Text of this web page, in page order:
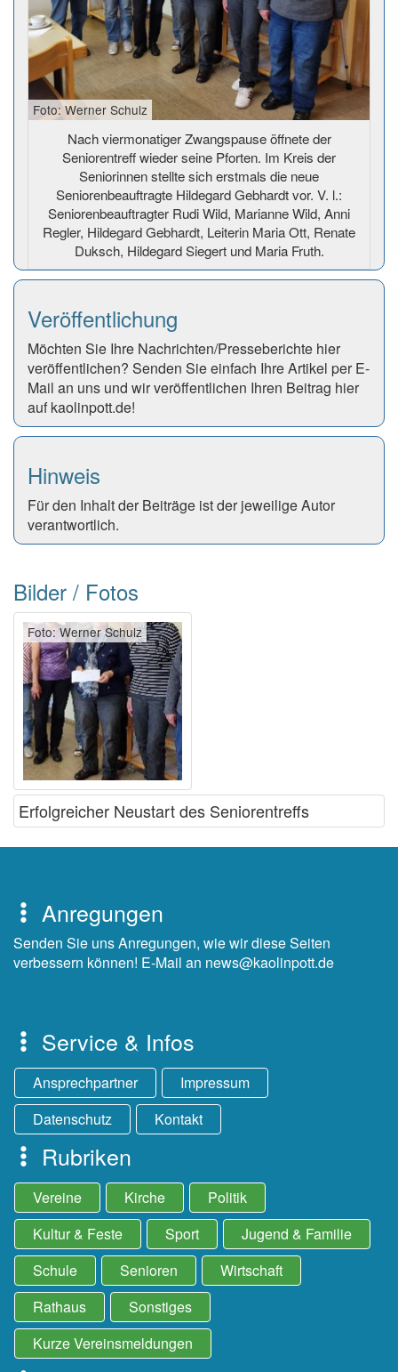
Foto: Werner Schulz
Nach viermonatiger Zwangspause öffnete der
Seniorentreff wieder seine Pforten. Im Kreis der
Seniorinnen stellte sich erstmals die neue
Seniorenbeauftragte Hildegard Gebhardt vor. V. l.:
Seniorenbeauftragter Rudi Wild, Marianne Wild, Anni
Regler, Hildegard Gebhardt, Leiterin Maria Ott, Renate
Duksch, Hildegard Siegert und Maria Fruth.
Veröffentlichung
Möchten Sie Ihre Nachrichten/Presseberichte hier
veröffentlichen? Senden Sie einfach Ihre Artikel per E-
Mail an uns und wir veröffentlichen Ihren Beitrag hier
auf kaolinpott.de!
Hinweis
Für den Inhalt der Beiträge ist der jeweilige Autor
verantwortlich.
Bilder / Fotos
Foto: Werner Schulz
Erfolgreicher Neustart des Seniorentreffs
Anregungen
Senden Sie uns Anregungen, wie wir diese Seiten
verbessern können! E-Mail an news@kaolinpott.de
Service & Infos
Ansprechpartner
Impressum
Datenschutz
Kontakt
Rubriken
Vereine Kirche
Politik
Kultur & Feste
Sport
Jugend & Familie
Schule
Senioren
Wirtschaft
Rathaus
Sonstiges
Kurze Vereinsmeldungen